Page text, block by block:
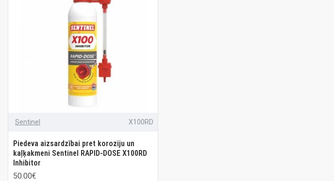
Sentinel X100RD
Piedeva aizsardzībai pret koroziju un
kaļķakmeni Sentinel RAPID-DOSE X100RD
Inhibitor
50.00€